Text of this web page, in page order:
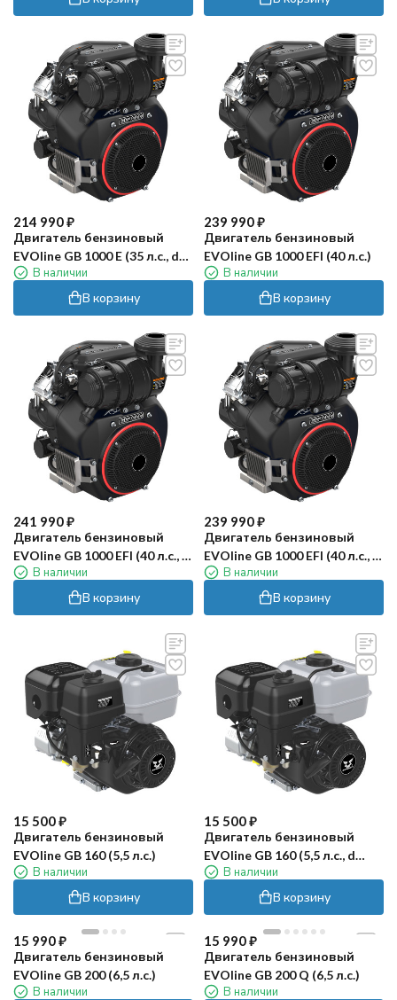
214 990₽
Двигатель бензиновый
EVOline GB 1000 E (35 л.с., d
вала 36,5мм)
В наличии
В корзину
239 990₽
Двигатель бензиновый
EVOline GB 1000 EFI (40 л.с.)
В наличии
В корзину
241 990₽
Двигатель бензиновый
EVOline GB 1000 EFI (40 л.с., d
вала 28,575мм)
В наличии
В корзину
239 990₽
Двигатель бензиновый
EVOline GB 1000 EFI (40 л.с., d
вала 36,5мм)
В наличии
В корзину
15 500₽
Двигатель бензиновый
EVOline GB 160 (5,5 л.с.)
В наличии
В корзину
15 500₽
Двигатель бензиновый
EVOline GB 160 (5,5 л.с., d
вала 20мм)
В наличии
В корзину
15 990₽
Двигатель бензиновый
EVOline GB 200 (6,5 л.с.)
В наличии
15 990₽
Двигатель бензиновый
EVOline GB 200 Q (6,5 л.с.)
В наличии